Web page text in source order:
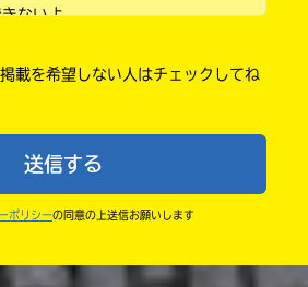
ないよ。
は紹介されないので、待ってて
けてね。
中は、投稿した後の画面にバナー
で紹介させてもらうことがある
載を希望しない人はチェックしてね
送信する
ポリシーの同意の上送信お願いします